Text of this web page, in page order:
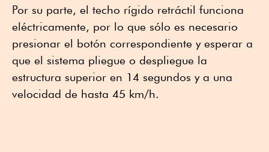
Por su parte, el techo rígido retráctil funciona
eléctricamente, por lo que sólo es necesario
presionar el botón correspondiente y esperar a
que el sistema pliegue o despliegue la
estructura superior en 14 segundos y a una
velocidad de hasta 45 km/h.